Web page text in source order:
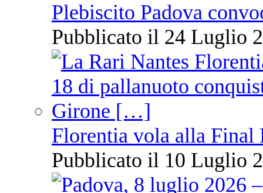
Plebiscito Padova
Pubblicato il 24 Luglio
Florentia vola alla Final
Pubblicato il 10 Luglio